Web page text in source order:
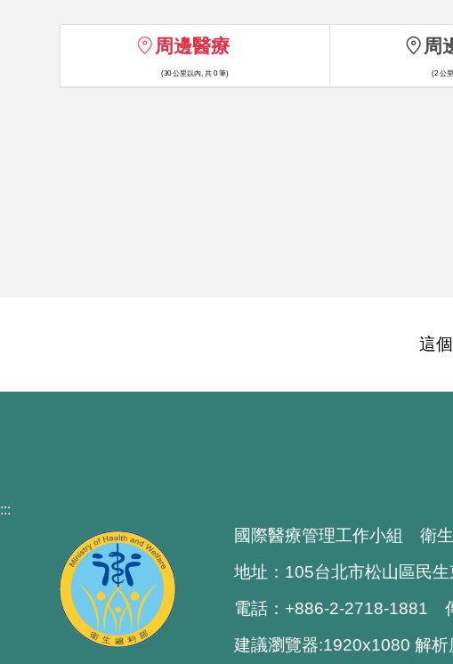
周邊醫療
(30 公里以內, 共 0 筆)
周
(2 公
這
:::
國際醫療管理工作小組 衛
地址：105台北市松山區民
電話：+886-2-2718-1881
建議瀏覽器:1920x1080 解